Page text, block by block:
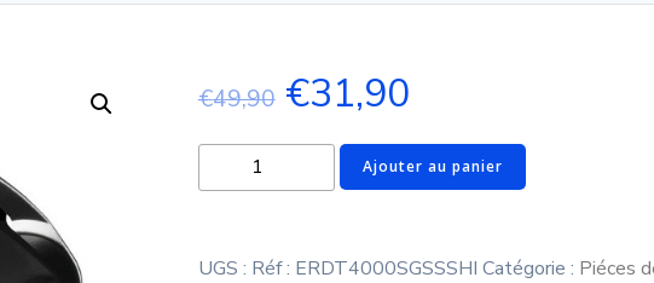
€49,90 €31,90
Ajouter au panier
UGS : Réf : ERDT4000SGSSSHI Catégorie : Piéces